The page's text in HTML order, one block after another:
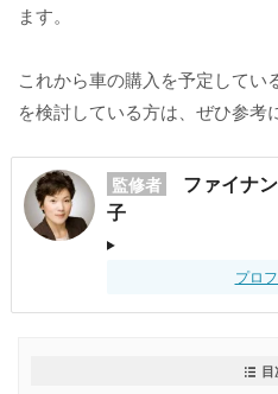
ます。
これから車の購入を予定してい
を検討している方は、ぜひ参考
監修者
ファイナ
子
プロ
目